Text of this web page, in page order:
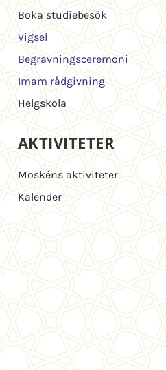
Boka studiebesök
Vigsel
Begravningsceremoni
Imam rådgivning
Helgskola
AKTIVITETER
Moskéns aktiviteter
Kalender